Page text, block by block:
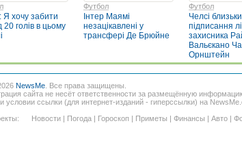
Я хочу забити
20 голів в цьому
Футбол
Інтер Маямі
незацікавлені у
трансфері Де Брюйне
Футбол
Челсі
підписання
захисника
Вальєкано
Орнштейн
NewsMe . Все права защищены.
сайта не несёт ответственности за размещённую
условии ссылки (для интернет-изданий - гиперссылки) на
Новости | Погода | Гороскоп | Приметы | Финансы | Авто |